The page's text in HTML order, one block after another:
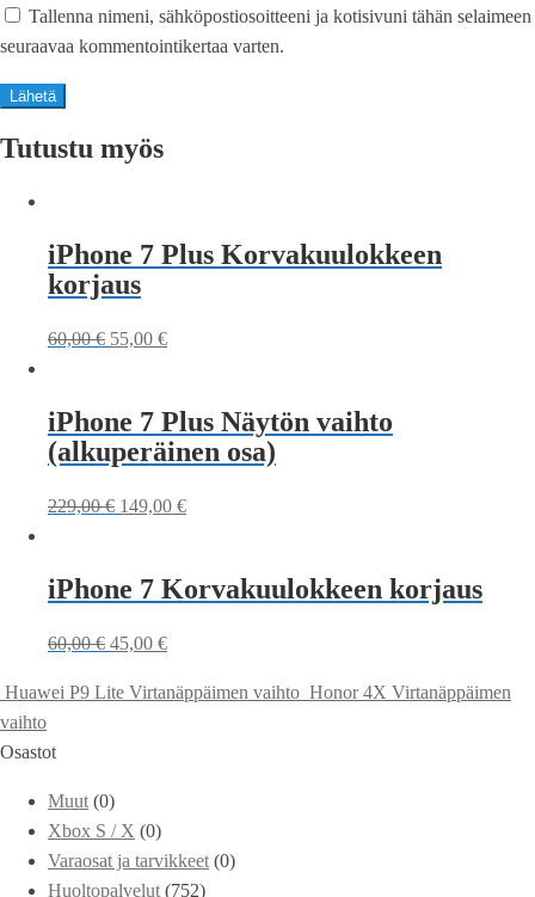
Tallenna nimeni, sähköpostiosoitteeni ja kotisivuni tähän selaimeen
seuraavaa kommentointikertaa varten.
Tutustu myös
iPhone 7 Plus Korvakuulokkeen
korjaus
60,00€ 55,00 €
iPhone 7 Plus Näytön vaihto
(alkuperäinen osa)
229,00€ 149,00 €
iPhone 7 Korvakuulokkeen korjaus
60,00€ 45,00 €
Huawei P9 Lite Virtanäppäimen vaihto Honor 4X Virtanäppäimen
vaihto
Osastot
Muut (0)
Xbox S / X (0)
Varaosat ja tarvikkeet (0)
Huoltopalvelut (752)